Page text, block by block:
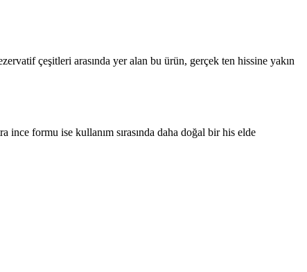
çeşitleri arasında yer alan bu ürün, gerçek ten hissine yakın
formu ise kullanım sırasında daha doğal bir his elde